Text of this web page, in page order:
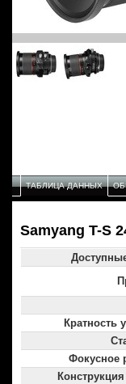
ТАБЛИЦА ДАННЫХ
Samyang T-S
Кратность
Фокусное